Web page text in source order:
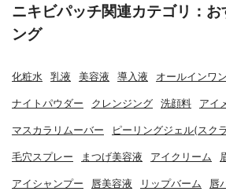
ニキビパッチ関連カテゴリ：
ング
化粧水 乳液 美容液 導入液 オールインワ
ナイトパウダー クレンジング 洗顔料 アイ
マスカラリムーバー ピーリングジェル(スク
毛穴スプレー まつげ美容液 アイクリーム
アイシャンプー 唇美容液 リップバーム 唇